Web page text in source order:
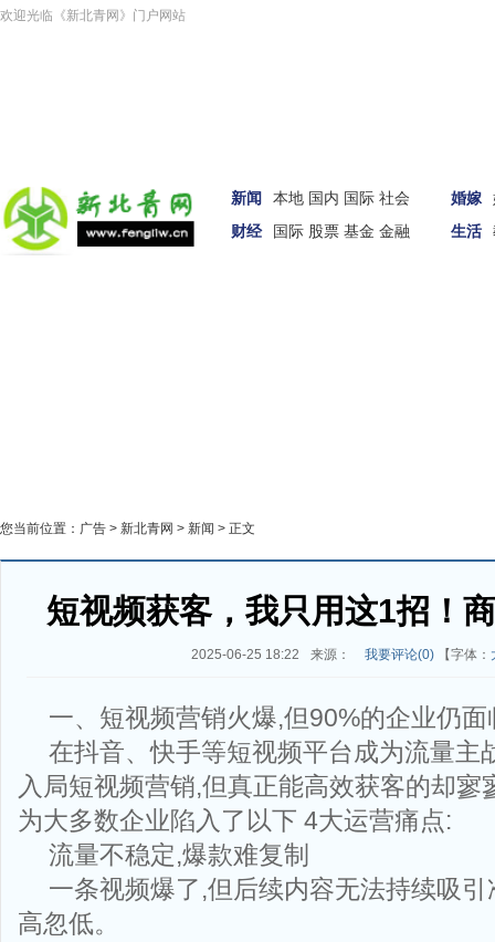
欢迎光临《新北青网》门户网站
新闻 本地 国内 国际 社会
财经
国际 股票 基金 金融
婚嫁
生活
您当前位置： 广告 > 新北青网 > 新闻 > 正文
短视频获客，我只用这1招！
2025-06-25 18:22 来源： 我要评论(0)【字体：
一、短视频营销火爆,但90%的企业仍
在抖音、快手等短视频平台成为流量主
入局短视频营销,但真正能高效获客的却寥
为大多数企业陷入了以下 4大运营痛点:
流量不稳定,爆款难复制
一条视频爆了,但后续内容无法持续吸
高忽低。